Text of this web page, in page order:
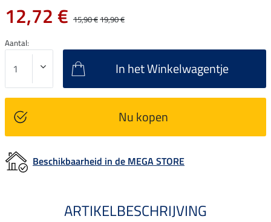
12,72 € 15,90 €19,90 €
Aantal:
In het Winkelwagentje
Nu kopen
Beschikbaarheid in de MEGA STORE
ARTIKELBESCHRIJVING